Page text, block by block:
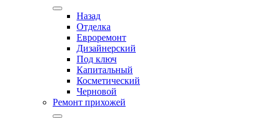
Назад
Отделка
Евроремонт
Дизайнерский
Под ключ
Капитальный
Косметический
Черновой
Ремонт прихожей